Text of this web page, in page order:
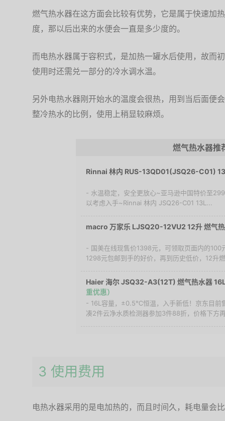
燃气热水器在这方面会比较有优势，它是属于快速加
度，那以后出来的水便会一直是多少度的。
而电热水器属于容积式，是加热一罐水后使用，故而
使用时还需兑一部分的冷水调水温。
另外电热水器刚开始水的温度会很热，用到当后面便
整冷热水的比例，使用上稍显较麻烦。
燃气热水器推
Rinnai 林内 RUS-13QD01(JSQ26-C01)
- 水温稳定，安全更放心~亚马逊中国特价至
以考虑入手~Rinnai 林内 JSQ26-C01 13L...
macro 万家乐 LJSQ20-12VU2 12升 燃气
- 国美在线现售价1398元，可领取页面内的100
1298元包邮到手的好价，再到历史低价，12升
Haier 海尔 JSQ32-A3(12T) 燃气热水器
重优惠）
- 16L容量，±0.5℃恒温，入手新低！京东目前
凑2件云净水质检测器参加3件88折，价格下方
3 使用费用
电热水器采用的是电加热的，而且时间久，耗电量会